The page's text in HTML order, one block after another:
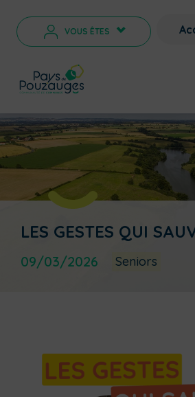
VOUS ÊTES >
LES GESTES QUI
09/03/2026 Seniors